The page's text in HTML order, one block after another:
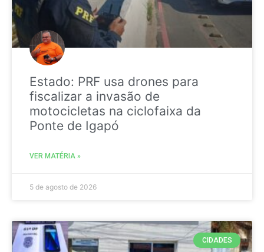
Estado: PRF usa drones para
fiscalizar a invasão de
motocicletas na ciclofaixa da
Ponte de Igapó
VER MATÉRIA »
5 de agosto de 2026
CIDADES